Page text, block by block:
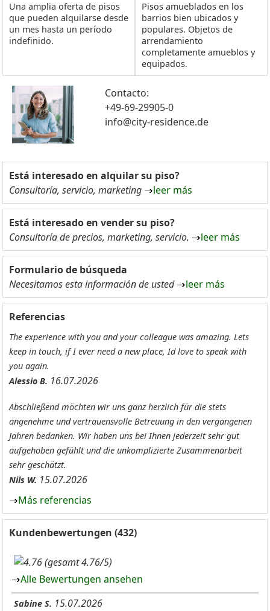
Una amplia oferta de pisos
que pueden alquilarse desde
un mes hasta un período
indefinido.
Pisos amueblados en los
barrios bien ubicados y
populares. Objetos de
arrendamiento
completamente amueblos y
equipados.
Contacto:
+49-69-29905-0
info@city-residence.de
Está interesado en alquilar su piso?
Consultoría, servicio, marketing
leer más
Está interesado en vender su piso?
Consultoría de precios, marketing, servicio.
leer más
Formulario de búsqueda
Necesitamos esta información de usted
leer más
Referencias
The experience with you and your colleague was amazing. Lets
keep in touch, if I ever need a new place, Id love to speak with
you again.
Alessio B. 16.07.2026
Abschließend möchten wir uns ganz herzlich für die stets
angenehme und vertrauensvolle Betreuung in den vergangenen
Jahren bedanken. Wir haben uns bei Ihnen jederzeit sehr gut
aufgehoben gefühlt und die unkomplizierte Zusammenarbeit
sehr geschätzt.
Nils W. 15.07.2026
Más referencias
Kundenbewertungen (432)
(gesamt 4.76/5)
Alle Bewertungen ansehen
Sabine S. 15.07.2026